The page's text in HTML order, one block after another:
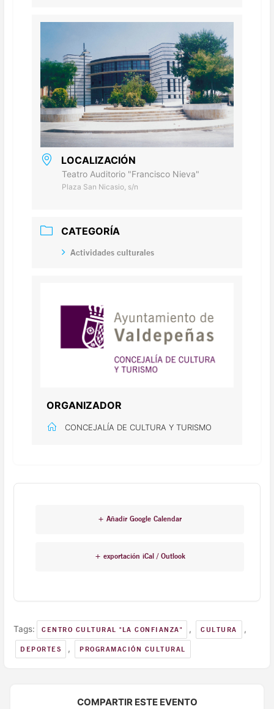
LOCALIZACIÓN
Teatro Auditorio "Francisco Nieva"
Plaza San Nicasio, s/n
CATEGORÍA
Actividades culturales
ORGANIZADOR
CONCEJALÍA DE CULTURA Y TURISMO
+ Añadir Google Calendar
+ exportación iCal / Outlook
Tags: CENTRO CULTURAL "LA CONFIANZA" , CULTURA ,
DEPORTES , PROGRAMACIÓN CULTURAL
COMPARTIR ESTE EVENTO